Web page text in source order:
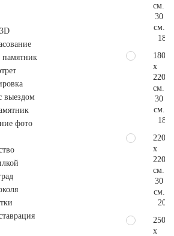
памятник
выездом
фото
см.
30
см.
180
x
220
см.
30
см.
220
x
220
см.
30
см.
250
x